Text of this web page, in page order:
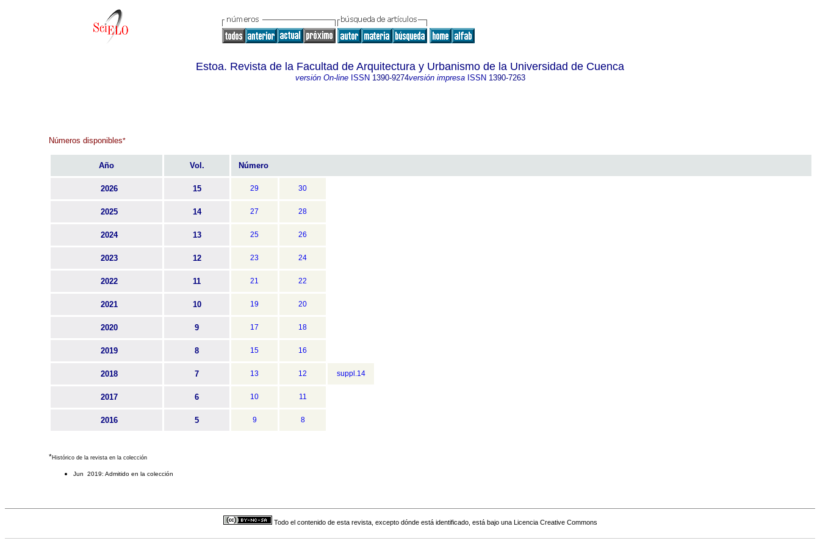
Estoa. Revista de la Facultad de Arquitectura y Urbanismo de la Universidad de Cuenca
versión On-lineISSN 1390-9274versión impresaISSN 1390-7263
Números disponibles*
Año Vol. Número
2026 15 29 30
2025 14 27 28
2024 13 25 26
2023 12 23 24
2022 11 21 22
2021 10 19 20
2020 9 17 18
2019 8 15 16
2018 7 13 12 suppl.14
2017 6 10 11
2016 5 9 8
*Histórico de la revista en la colección
Jun 2019: Admitido en la colección
Todo el contenido de esta revista, excepto dónde está identificado, está bajo una Licencia Creative Commons